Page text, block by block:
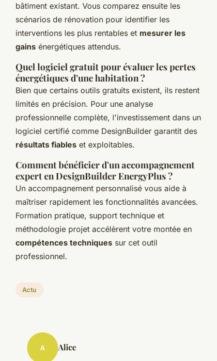
bâtiment existant. Vous comparez ensuite les
scénarios de rénovation pour identifier les
interventions les plus rentables et mesurer les
gains énergétiques attendus.
Quel logiciel gratuit pour évaluer les pertes
énergétiques d'une habitation ?
Bien que certains outils gratuits existent, ils restent
limités en précision. Pour une analyse
professionnelle complète, l'investissement dans un
logiciel certifié comme DesignBuilder garantit des
résultats fiables et exploitables.
Comment bénéficier d'un accompagnement
expert en DesignBuilder EnergyPlus ?
Un accompagnement personnalisé vous aide à
maîtriser rapidement les fonctionnalités avancées.
Formation pratique, support technique et
méthodologie projet accélèrent votre montée en
compétences techniques sur cet outil
professionnel.
Actu
A Alice